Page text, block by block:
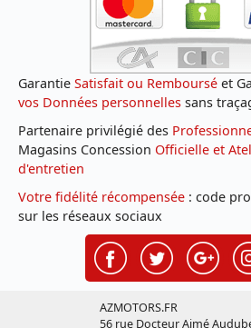
Garantie Satisfait ou Remboursé et
vos Données personnelles sans
Partenaire privilégié des
Magasins Concession Officielle et
d'entretien
Votre fidélité récompensée : code
sur les réseaux sociaux
AZMOTORS.FR
56 rue Docteur Aimé